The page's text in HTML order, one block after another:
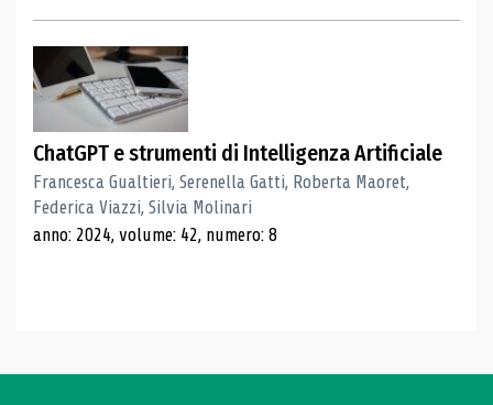
ChatGPT e strumenti di Intelligenza Artificiale
Francesca Gualtieri, Serenella Gatti, Roberta Maoret,
Federica Viazzi, Silvia Molinari
anno: 2024, volume: 42, numero: 8